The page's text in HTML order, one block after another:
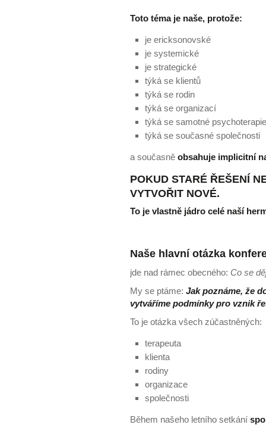
Toto téma je naše, protože:
je ericksonovské
je systemické
je strategické
týká se klientů
týká se rodin
týká se organizací
týká se samotné psychoterapie
týká se současné společnosti
a současně obsahuje implicitní
POKUD STARÉ ŘEŠENÍ
VYTVOŘIT NOVÉ.
To je vlastně jádro celé naší
Naše hlavní otázka
jde nad rámec obecného: Co se
My se ptáme: Jak poznáme, že
vytváříme podmínky pro vznik
To je otázka všech zúčastněných:
terapeuta
klienta
rodiny
organizace
společnosti
Během našeho letního setkání